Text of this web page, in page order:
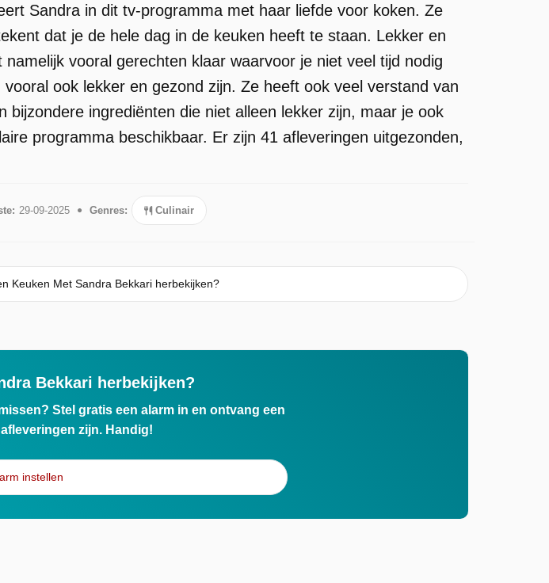
Sandra in dit tv-programma met haar liefde voor koken. Ze
dat je de hele dag in de keuken heeft te staan. Lekker en
vooral gerechten klaar waarvoor je niet veel tijd nodig
ook lekker en gezond zijn. Ze heeft ook veel verstand van
bijzondere ingrediënten die niet alleen lekker zijn, maar je ook
programma beschikbaar. Er zijn 41 afleveringen uitgezonden,
29-09-2025 Genres: Culinair
Keuken Met Sandra Bekkari herbekijken?
Bekkari herbekijken?
Stel gratis een alarm in en ontvang een
zijn. Handig!
instellen